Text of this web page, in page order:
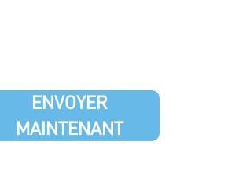
ENVOYER
MAINTENANT